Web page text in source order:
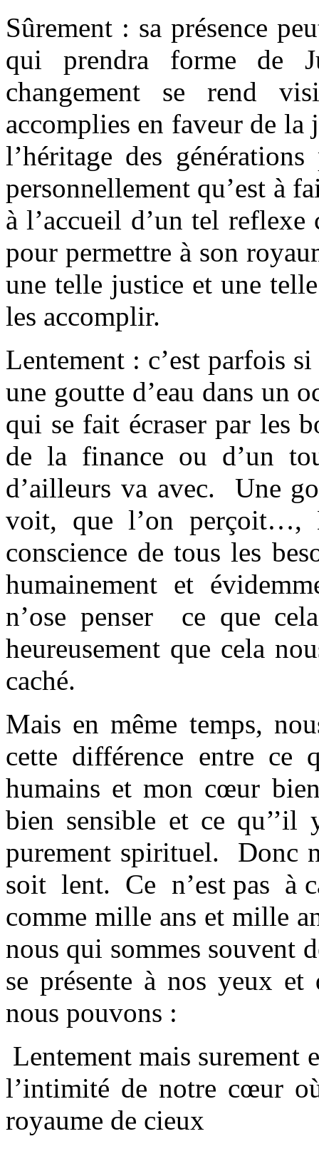
Sûrement : sa présence
qui prendra forme de
changement se rend
accomplies en faveur de
l’héritage des
personnellement qu’est à
à l’accueil d’un tel reflexe
pour permettre à son
une telle justice et une
les accomplir.
Lentement : c’est parfois
une goutte d’eau dans un
qui se fait écraser par les
de la finance ou d’un
d’ailleurs va avec. Une
voit, que l’on perçoit…,
conscience de tous les
humainement et
n’ose penser ce que
heureusement que cela
caché.
Mais en même temps,
cette différence entre ce
humains et mon cœur
bien sensible et ce
purement spirituel. Donc
soit lent. Ce n’est pas à
comme mille ans et mille
nous qui sommes souvent
se présente à nos yeux
nous pouvons :
Lentement mais surement
l’intimité de notre cœur
royaume de cieux